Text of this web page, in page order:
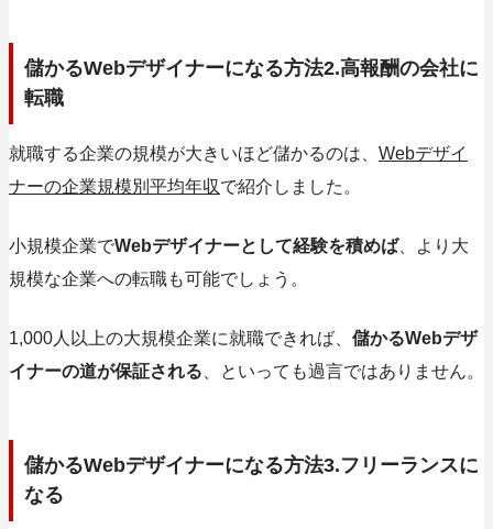
儲かるWebデザイナーになる方法2.高報酬の会社に
転職
就職する企業の規模が大きいほど儲かるのは、 Webデザイ
ナーの企業規模別平均年収で紹介しました。
小規模企業でWebデザイナーとして経験を積めば、より大
規模な企業への転職も可能でしょう。
1,000人以上の大規模企業に就職できれば、 儲かるWebデザ
イナーの道が保証される 、といっても過言ではありません。
儲かるWebデザイナーになる方法3.フリーランスに
なる